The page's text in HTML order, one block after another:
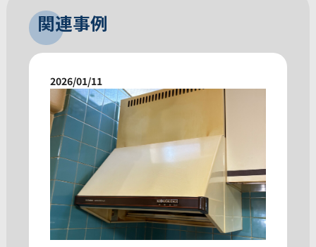
関連事例
2026/01/11